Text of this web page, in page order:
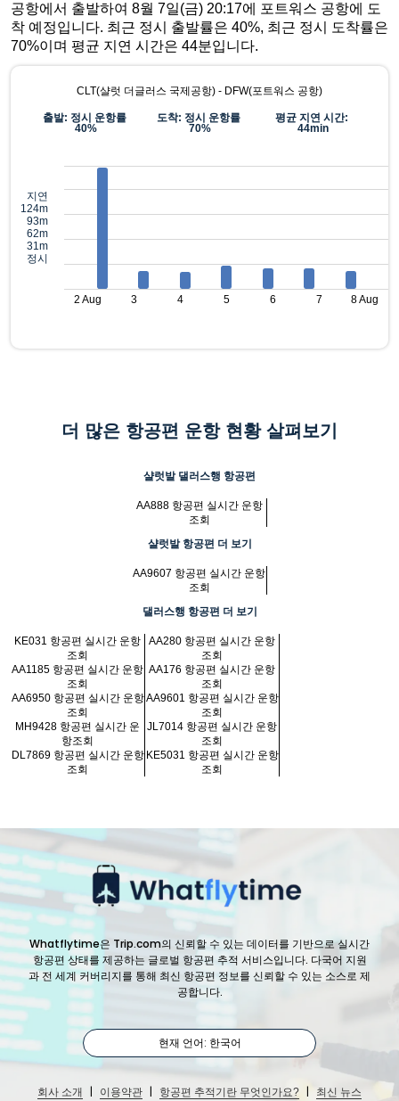
공항에서 출발하여 8월 7일(금) 20:17에 포트워스 공항에 도
착 예정입니다. 최근 정시 출발률은 40%, 최근 정시 도착률은
70%이며 평균 지연 시간은 44분입니다.
CLT(샬럿 더글러스 국제공항) - DFW(포트워스 공항)
출발: 정시 운항률
40%
도착: 정시 운항률
70%
평균 지연 시간:
44min
지연
124m
93m
62m
31m
정시
2 Aug 3 4 5 6 7 8 Aug
더 많은 항공편 운항 현황 살펴보기
샬럿발 댈러스행 항공편
AA888 항공편 실시간 운항
조회
샬럿발 항공편 더 보기
AA9607 항공편 실시간 운항
조회
댈러스행 항공편 더 보기
KE031 항공편 실시간 운항
조회
AA280 항공편 실시간 운항
조회
AA1185 항공편 실시간 운항
조회
AA176 항공편 실시간 운항
조회
AA6950 항공편 실시간 운항
조회
AA9601 항공편 실시간 운항
조회
MH9428 항공편 실시간 운
항조회
JL7014 항공편 실시간 운항
조회
DL7869 항공편 실시간 운항
조회
KE5031 항공편 실시간 운항
조회
Whatflytime은 Trip.com의 신뢰할 수 있는 데이터를 기반으로 실시간
항공편 상태를 제공하는 글로벌 항공편 추적 서비스입니다. 다국어 지원
과 전 세계 커버리지를 통해 최신 항공편 정보를 신뢰할 수 있는 소스로 제
공합니다.
현재 언어: 한국어
회사 소개 | 이용약관 | 항공편 추적기란 무엇인가요? | 최신 뉴스